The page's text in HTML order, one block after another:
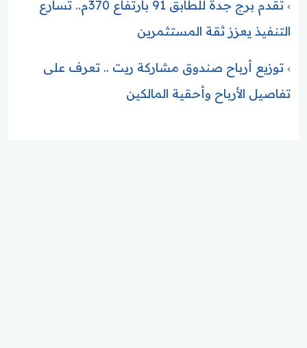
تقدم برج جدة للطابق 91 بارتفاع 370م.. تسارع
التنفيذ يعزز ثقة المستثمرين
توزيع أرباح صندوق مشاركة ريت .. تعرف على
تفاصيل الأرباح وأحقية المالكين